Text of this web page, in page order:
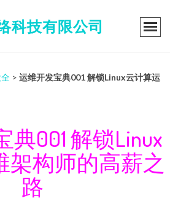
科技有限公司
> 运维开发宝典001 解锁Linux云计算运
典001 解锁Linux
架构师的高薪之
路